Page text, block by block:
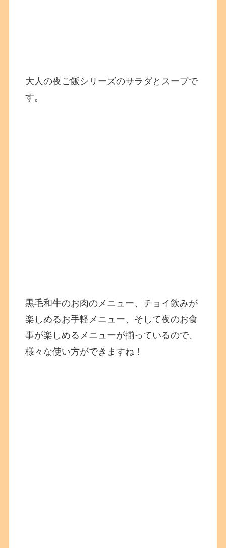
大人の夜ご飯シリーズのサラダとスープで
す。
黒毛和牛のお肉のメニュー、チョイ飲みが
楽しめるお手軽メニュー、そして夜のお食
事が楽しめるメニューが揃っているので、
様々な使い方ができますね！